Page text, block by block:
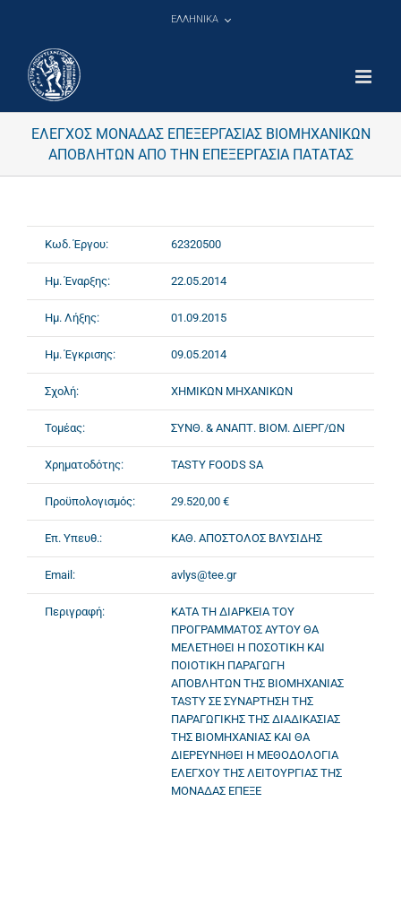
ΕΛΛΗΝΙΚΑ
ΕΛΕΓΧΟΣ ΜΟΝΑΔΑΣ ΕΠΕΞΕΡΓΑΣΙΑΣ ΒΙΟΜΗΧΑΝΙΚΩΝ
ΑΠΟΒΛΗΤΩΝ ΑΠΟ ΤΗΝ ΕΠΕΞΕΡΓΑΣΙΑ ΠΑΤΑΤΑΣ
Κωδ. Έργου: 62320500
Ημ. Έναρξης: 22.05.2014
Ημ. Λήξης: 01.09.2015
Ημ. Έγκρισης: 09.05.2014
Σχολή: ΧΗΜΙΚΩΝ ΜΗΧΑΝΙΚΩΝ
Τομέας: ΣΥΝΘ. & ΑΝΑΠΤ. ΒΙΟΜ. ΔΙΕΡΓ/ΩΝ
Χρηματοδότης: TASTY FOODS SA
Προϋπολογισμός: 29.520,00 €
Επ. Υπευθ.: ΚΑΘ. ΑΠΟΣΤΟΛΟΣ ΒΛΥΣΙΔΗΣ
Email: avlys@tee.gr
Περιγραφή:
ΚΑΤΑ ΤΗ ΔΙΑΡΚΕΙΑ ΤΟΥ
ΠΡΟΓΡΑΜΜΑΤΟΣ ΑΥΤΟΥ ΘΑ
ΜΕΛΕΤΗΘΕΙ Η ΠΟΣΟΤΙΚΗ ΚΑΙ
ΠΟΙΟΤΙΚΗ ΠΑΡΑΓΩΓΗ
ΑΠΟΒΛΗΤΩΝ ΤΗΣ ΒΙΟΜΗΧΑΝΙΑΣ
TASTY ΣΕ ΣΥΝΑΡΤΗΣΗ ΤΗΣ
ΠΑΡΑΓΩΓΙΚΗΣ ΤΗΣ ΔΙΑΔΙΚΑΣΙΑΣ
ΤΗΣ ΒΙΟΜΗΧΑΝΙΑΣ ΚΑΙ ΘΑ
ΔΙΕΡΕΥΝΗΘΕΙ Η ΜΕΘΟΔΟΛΟΓΙΑ
ΕΛΕΓΧΟΥ ΤΗΣ ΛΕΙΤΟΥΡΓΙΑΣ ΤΗΣ
ΜΟΝΑΔΑΣ ΕΠΕΞΕ